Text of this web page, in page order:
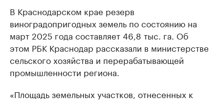
В Краснодарском крае резерв
виноградопригодных земель по состоянию на
март 2025 года составляет 46,8 тыс. га. Об
этом РБК Краснодар рассказали в министерстве
сельского хозяйства и перерабатывающей
промышленности региона.
«Площадь земельных участков, отнесенных к